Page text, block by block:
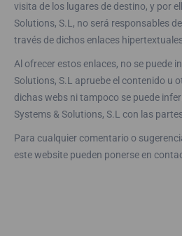
visita de los lugares de destino, y por
Solutions, S.L, no será responsables
través de dichos enlaces
Al ofrecer estos enlaces, no se puede
Solutions, S.L apruebe el contenido u
dichas webs ni tampoco se puede
Systems & Solutions, S.L con las
Para cualquier comentario o
este website pueden ponerse en